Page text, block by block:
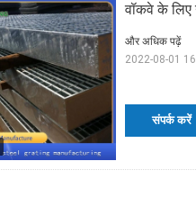
वॉकवे के लिए
संपर्क करें
और अधिक पढ़ें
2022-08-01